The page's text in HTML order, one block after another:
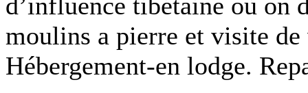
moulins a pierre et visite
Hébergement-en lodge.